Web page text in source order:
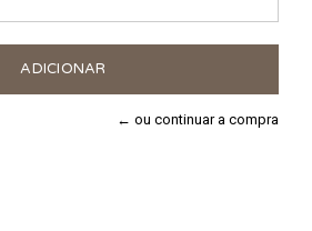
← ou continuar a compra